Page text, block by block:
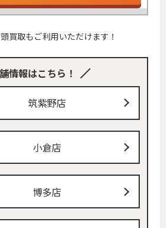
買取もご利用いただけます！
情報はこちら！
筑紫野店
小倉店
博多店